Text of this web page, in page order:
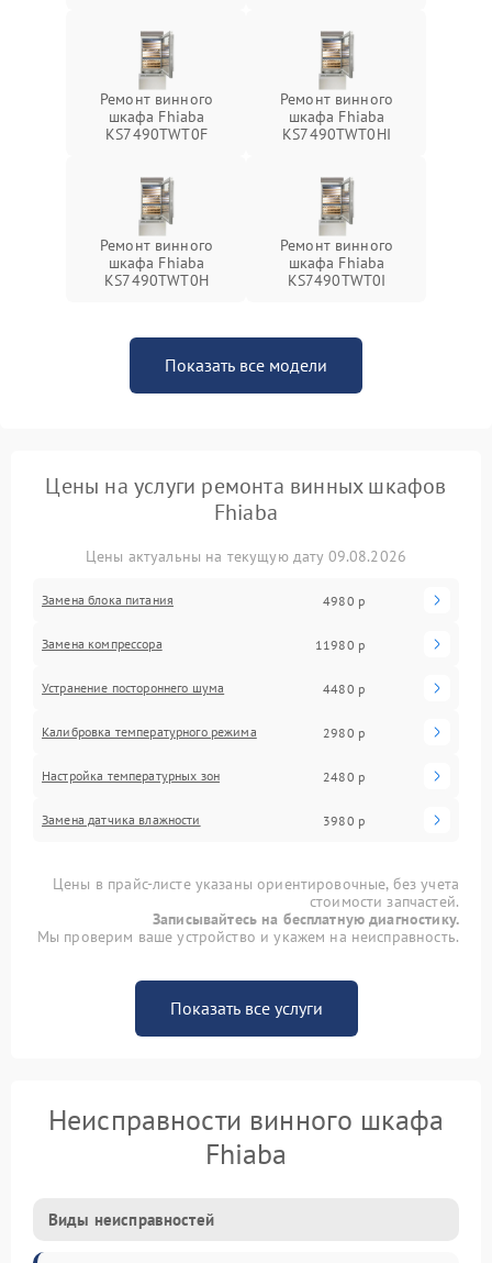
Ремонт винного
шкафа Fhiaba
KS7490TWT0F
Ремонт винного
шкафа Fhiaba
KS7490TWT0HI
Ремонт винного
шкафа Fhiaba
KS7490TWT0H
Ремонт винного
шкафа Fhiaba
KS7490TWT0I
Показать все модели
Цены на услуги ремонта винных шкафов
Fhiaba
Цены актуальны на текущую дату 09.08.2026
Замена блока питания 4980 р
Замена компрессора 11980 р
Устранение постороннего шума 4480 р
Калибровка температурного режима 2980 р
Настройка температурных зон 2480 р
Замена датчика влажности 3980 р
Цены в прайс-листе указаны ориентировочные, без учета
стоимости запчастей.
Записывайтесь на бесплатную диагностику.
Мы проверим ваше устройство и укажем на неисправность.
Показать все услуги
Неисправности винного шкафа
Fhiaba
Виды неисправностей